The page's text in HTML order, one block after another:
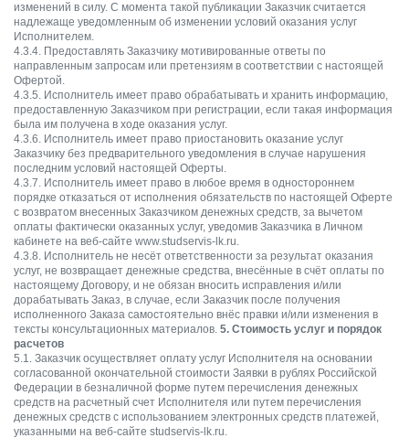
изменений в силу. С момента такой публикации Заказчик считается
надлежаще уведомленным об изменении условий оказания услуг
Исполнителем.
4.3.4. Предоставлять Заказчику мотивированные ответы по
направленным запросам или претензиям в соответствии с настоящей
Офертой.
4.3.5. Исполнитель имеет право обрабатывать и хранить информацию,
предоставленную Заказчиком при регистрации, если такая информация
была им получена в ходе оказания услуг.
4.3.6. Исполнитель имеет право приостановить оказание услуг
Заказчику без предварительного уведомления в случае нарушения
последним условий настоящей Оферты.
4.3.7. Исполнитель имеет право в любое время в одностороннем
порядке отказаться от исполнения обязательств по настоящей Оферте
с возвратом внесенных Заказчиком денежных средств, за вычетом
оплаты фактически оказанных услуг, уведомив Заказчика в Личном
кабинете на веб-сайте www.studservis-lk.ru.
4.3.8. Исполнитель не несёт ответственности за результат оказания
услуг, не возвращает денежные средства, внесённые в счёт оплаты по
настоящему Договору, и не обязан вносить исправления и/или
дорабатывать Заказ, в случае, если Заказчик после получения
исполненного Заказа самостоятельно внёс правки и/или изменения в
тексты консультационных материалов. 5. Стоимость услуг и порядок
расчетов
5.1. Заказчик осуществляет оплату услуг Исполнителя на основании
согласованной окончательной стоимости Заявки в рублях Российской
Федерации в безналичной форме путем перечисления денежных
средств на расчетный счет Исполнителя или путем перечисления
денежных средств с использованием электронных средств платежей,
указанными на веб-сайте studservis-lk.ru.